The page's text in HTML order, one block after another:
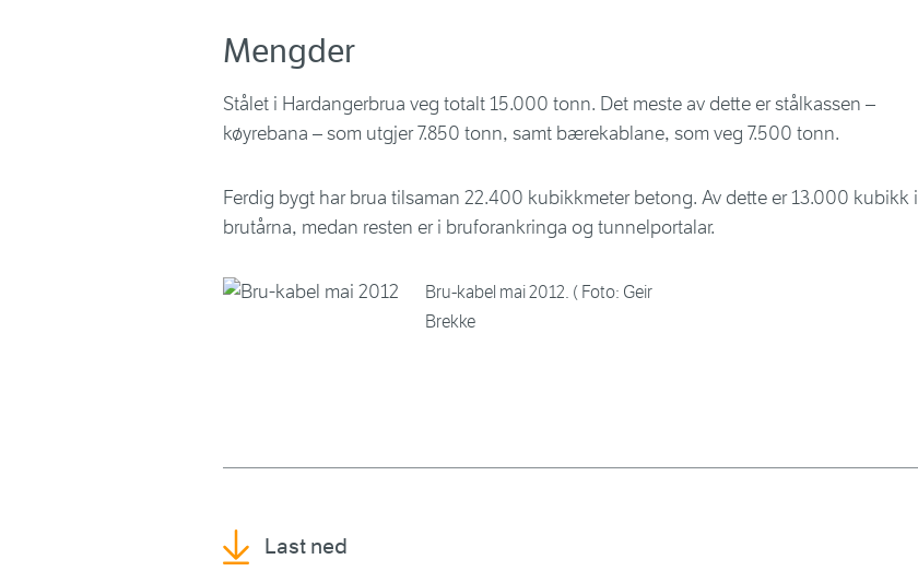
Mengder
Stålet i Hardangerbrua veg totalt 15.000 tonn. Det meste av dette er stålkassen –
køyrebana – som utgjer 7.850 tonn, samt bærekablane, som veg 7.500 tonn.
Ferdig bygt har brua tilsaman 22.400 kubikkmeter betong. Av dette er 13.000 kubikk i
brutårna, medan resten er i bruforankringa og tunnelportalar.
Bru-kabel mai 2012. ( Foto: Geir
Brekke
Last ned